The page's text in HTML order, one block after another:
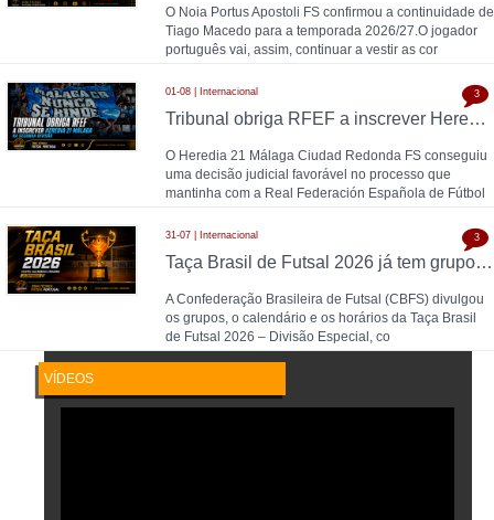
O Noia Portus Apostoli FS confirmou a continuidade de
Tiago Macedo para a temporada 2026/27.O jogador
português vai, assim, continuar a vestir as cor
01-08 | Internacional
Tribunal obriga RFEF a inscrever Heredia 21 Málaga na Segunda Divisão
O Heredia 21 Málaga Ciudad Redonda FS conseguiu
uma decisão judicial favorável no processo que
mantinha com a Real Federación Española de Fútbol
3
31-07 | Internacional
Taça Brasil de Futsal 2026 já tem grupos, calendário e horários definidos
A Confederação Brasileira de Futsal (CBFS) divulgou
os grupos, o calendário e os horários da Taça Brasil
de Futsal 2026 – Divisão Especial, co
3
VÍDEOS